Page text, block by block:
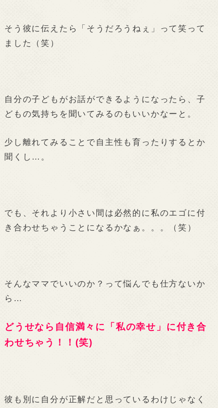
そう彼に伝えたら「そうだろうねぇ」って笑って
ました（笑）
自分の子どもがお話ができるようになったら、子
どもの気持ちを聞いてみるのもいいかなーと。
少し離れてみることで自主性も育ったりするとか
聞くし…。
でも、それより小さい間は必然的に私のエゴに付
き合わせちゃうことになるかなぁ。。。（笑）
そんなママでいいのか？って悩んでも仕方ないか
ら…
どうせなら自信満々に「私の幸せ」に付き合
わせちゃう！！(笑)
彼も別に自分が正解だと思っているわけじゃなく